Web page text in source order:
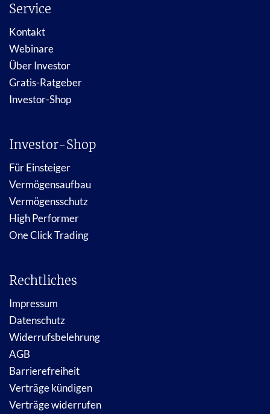
Service
Kontakt
Webinare
Über Investor
Gratis-Ratgeber
Investor-Shop
Investor-Shop
Für Einsteiger
Vermögensaufbau
Vermögensschutz
High Performer
One Click Trading
Rechtliches
Impressum
Datenschutz
Widerrufsbelehrung
AGB
Barrierefreiheit
Verträge kündigen
Verträge widerrufen